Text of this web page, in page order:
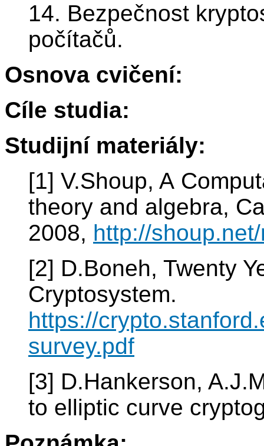
14. Bezpečnost
počítačů.
Osnova cvičení:
Cíle studia:
Studijní materiály:
[1] V.Shoup, A
theory and algebra,
2008, http://
[2] D.Boneh, Twenty
Cryptosystem.
https://
survey.pdf
[3] D.Hankerson,
to elliptic curve